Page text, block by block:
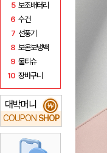
5 보조배터리
6 수건
7 선풍기
8 보온보냉백
9 물티슈
10 장바구니
대박머니
COUPON SHOP
₩